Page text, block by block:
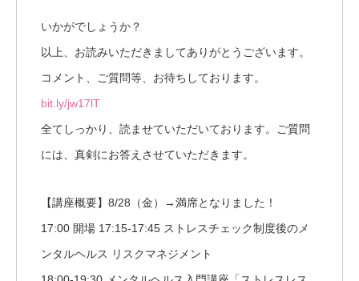
いかがでしょうか？
以上、お読みいただきましてありがとうございます。
コメント、ご質問等、お待ちしております。
bit.ly/jw17lT
全てしっかり、読ませていただいております。ご質問
には、真剣にお答えさせていただきます。
【講座概要】8/28（金）→満席となりました！
17:00 開場 17:15-17:45 ストレスチェック制度後のメ
ンタルヘルス リスクマネジメント